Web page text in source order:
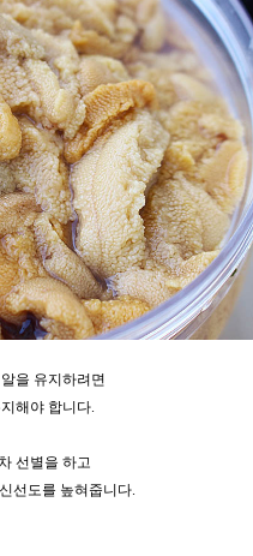
을 유지하려면
해야 합니다.
선별을 하고
신선도를 높혀줍니다.